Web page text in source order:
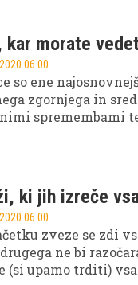
kar morate
06.00
so ene
zgornjega in
spremembami
sklec se boste
ki jih izreče
06.00
zveze se zdi
ne bi
(si upamo trditi)